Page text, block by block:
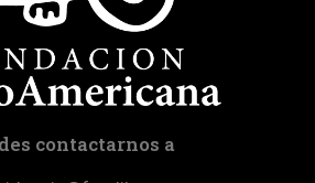
contactarnos a